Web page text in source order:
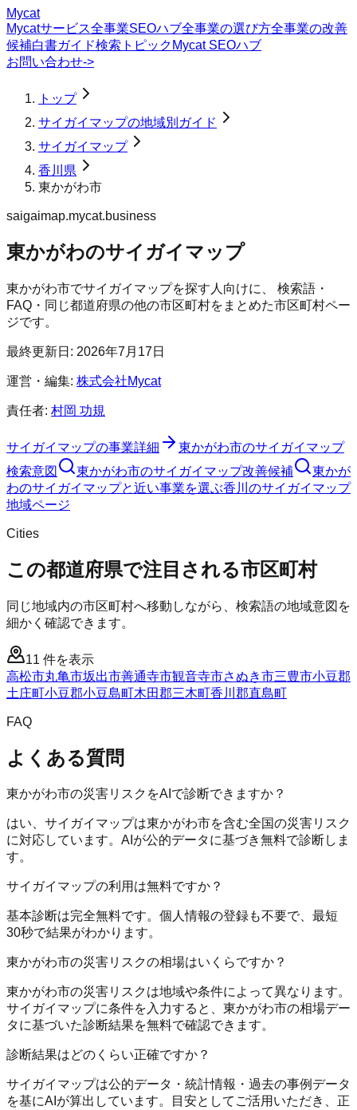
Mycat
Mycatサービス全事業SEOハブ全事業の選び方全事業の改善
候補白書ガイド検索トピック Mycat SEOハブ
お問い合わせ->
トップ
サイガイマップの地域別ガイド
サイガイマップ
香川県
東かがわ市
saigaimap.mycat.business
東かがわのサイガイマップ
東かがわ市でサイガイマップを探す人向けに、 検索語・
FAQ・同じ都道府県の他の市区町村をまとめた市区町村ペー
ジです。
最終更新日: 2026年7月17日
運営・編集: 株式会社Mycat
責任者: 村岡 功規
サイガイマップの事業詳細 東かがわ市のサイガイマップ
検索意図
東かがわ市のサイガイマップ改善候補
東かが
わのサイガイマップと近い事業を選ぶ香川 のサイガイマップ
地域ページ
Cities
この都道府県で注目される市区町村
同じ地域内の市区町村へ移動しながら、検索語の地域意図を
細かく確認できます。
11 件を表示
高松市丸亀市坂出市善通寺市観音寺市さぬき市三豊市小豆郡
土庄町小豆郡小豆島町木田郡三木町香川郡直島町
FAQ
よくある質問
東かがわ市の災害リスクをAIで診断できますか？
はい、サイガイマップは東かがわ市を含む全国の災害リスク
に対応しています。AIが公的データに基づき無料で診断しま
す。
サイガイマップの利用は無料ですか？
基本診断は完全無料です。個人情報の登録も不要で、最短
30秒で結果がわかります。
東かがわ市の災害リスクの相場はいくらですか？
東かがわ市の災害リスクは地域や条件によって異なります。
サイガイマップに条件を入力すると、東かがわ市の相場デー
タに基づいた診断結果を無料で確認できます。
診断結果はどのくらい正確ですか？
サイガイマップは公的データ・統計情報・過去の事例データ
を基にAIが算出しています。目安としてご活用いただき、正